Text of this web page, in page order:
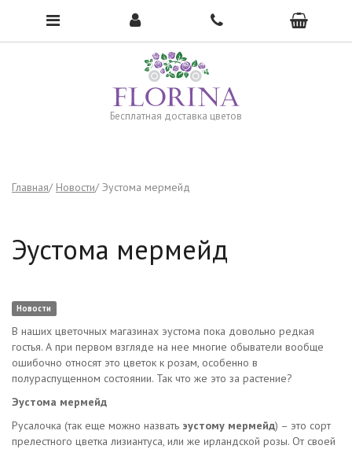
Бесплатная доставка цветов
Чтобы открыть меню, нажмите сюда →
Главная Новости Эустома мермейд
Эустома мермейд
Новости
В наших цветочных магазинах эустома пока довольно редкая
гостья. А при первом взгляде на нее многие обыватели вообще
ошибочно относят это цветок к розам, особенно в
полураспущенном состоянии. Так что же это за растение?
Эустома мермейд
Русалочка (так еще можно назвать эустому мермейд) – это сорт
прелестного цветка лизиантуса, или же ирландской розы. От своей